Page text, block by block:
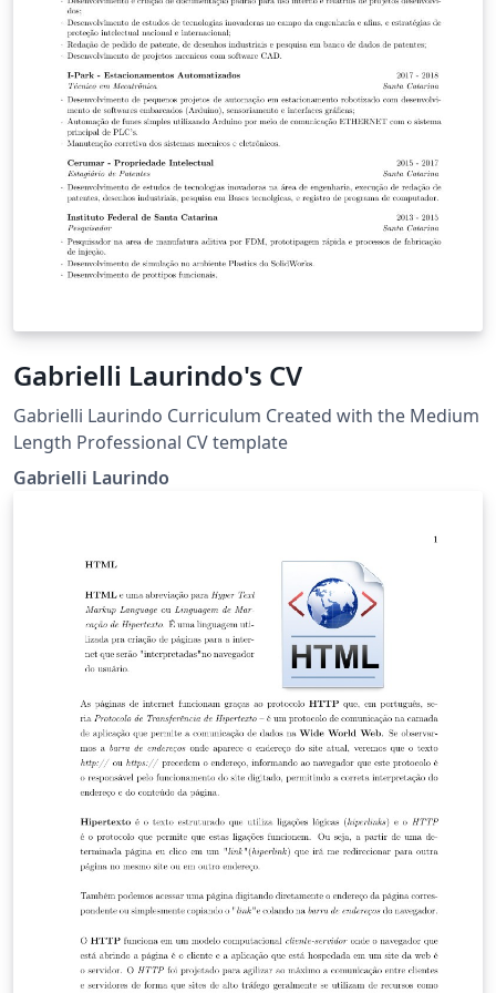
Gabrielli Laurindo's CV
Gabrielli Laurindo Curriculum Created with the Medium
Length Professional CV template
Gabrielli Laurindo